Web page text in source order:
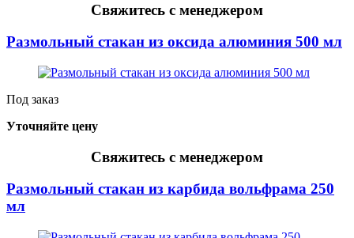
Свяжитесь с менеджером
Размольный стакан из оксида алюминия 500 мл
Под заказ
Уточняйте цену
Свяжитесь с менеджером
Размольный стакан из карбида вольфрама 250
мл